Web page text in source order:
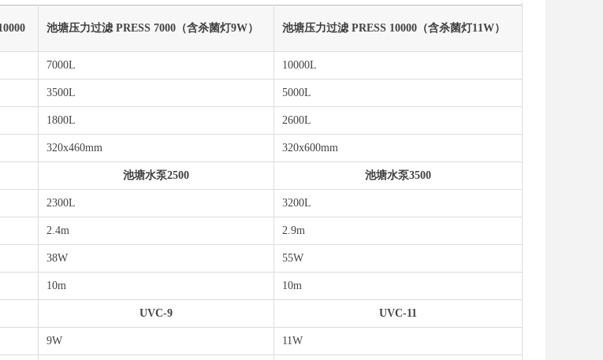
池塘压力过滤 PRESS 7000（含杀菌灯9W） 池塘压力过滤 PRESS 10000（含杀菌灯11W）
7000L 10000L
3500L 5000L
1800L 2600L
320x460mm 320x600mm
池塘水泵2500 池塘水泵3500
2300L 3200L
2.4m 2.9m
38W 55W
10m 10m
UVC-9 UVC-11
9W 11W